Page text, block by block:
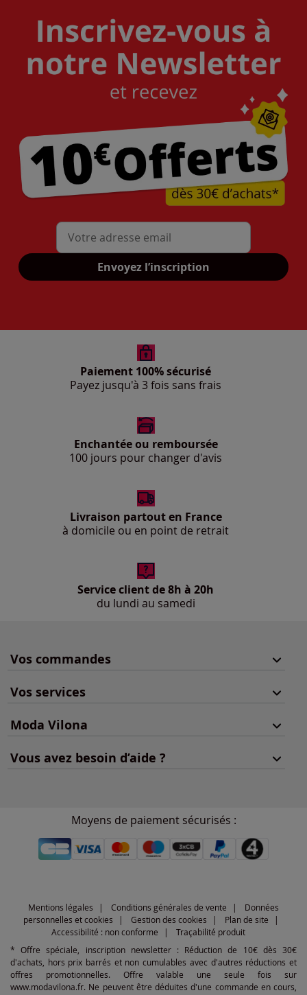
Mon adresse mail
Envoyez l’inscription
Paiement 100% sécurisé
Payez jusqu'à 3 fois sans frais
Enchantée ou remboursée
100 jours pour changer d'avis
Livraison partout en France
à domicile ou en point de retrait
Service client de 8h à 20h
du lundi au samedi
Vos commandes
Vos services
Moda Vilona
Vous avez besoin d’aide ?
Moyens de paiement sécurisés :
Mentions légales Conditions générales de vente
Données
personnelles et cookies
Gestion des cookies
Plan de site
Accessibilité : non conforme
Traçabilité produit
* Offre spéciale, inscription newsletter : Réduction de 10€ dès 30€
d'achats, hors prix barrés et non cumulables avec d'autres réductions et
offres promotionnelles. Offre valable une seule fois sur
www.modavilona.fr. Ne peuvent être déduites d'une commande en cours,